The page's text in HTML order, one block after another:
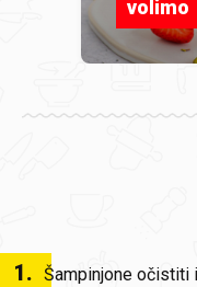
volimo
1. Šampinjone očistiti